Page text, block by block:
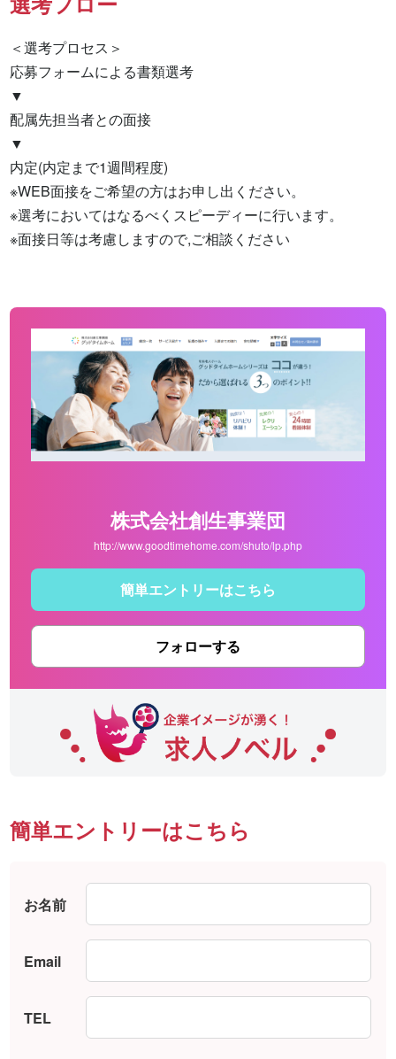
＜選考プロセス＞
応募フォームによる書類選考
▼
配属先担当者との面接
▼
内定(内定まで1週間程度)
※WEB面接をご希望の方はお申し出ください。
※選考においてはなるべくスピーディーに行います。
※面接日等は考慮しますので,ご相談ください
株式会社創生事業団
http://www.goodtimehome.com/shuto/lp.php
簡単エントリーはこちら
フォローする
簡単エントリーはこちら
お名前
Email
TEL